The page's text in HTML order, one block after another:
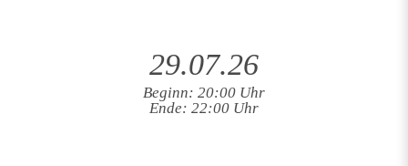
29.07.26
Beginn: 20:00 Uhr
Ende: 22:00 Uhr